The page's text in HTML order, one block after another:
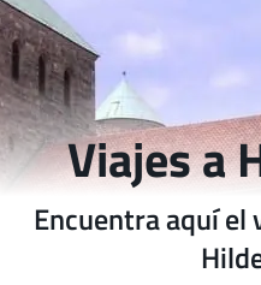
Viajes a
Encuentra aquí el